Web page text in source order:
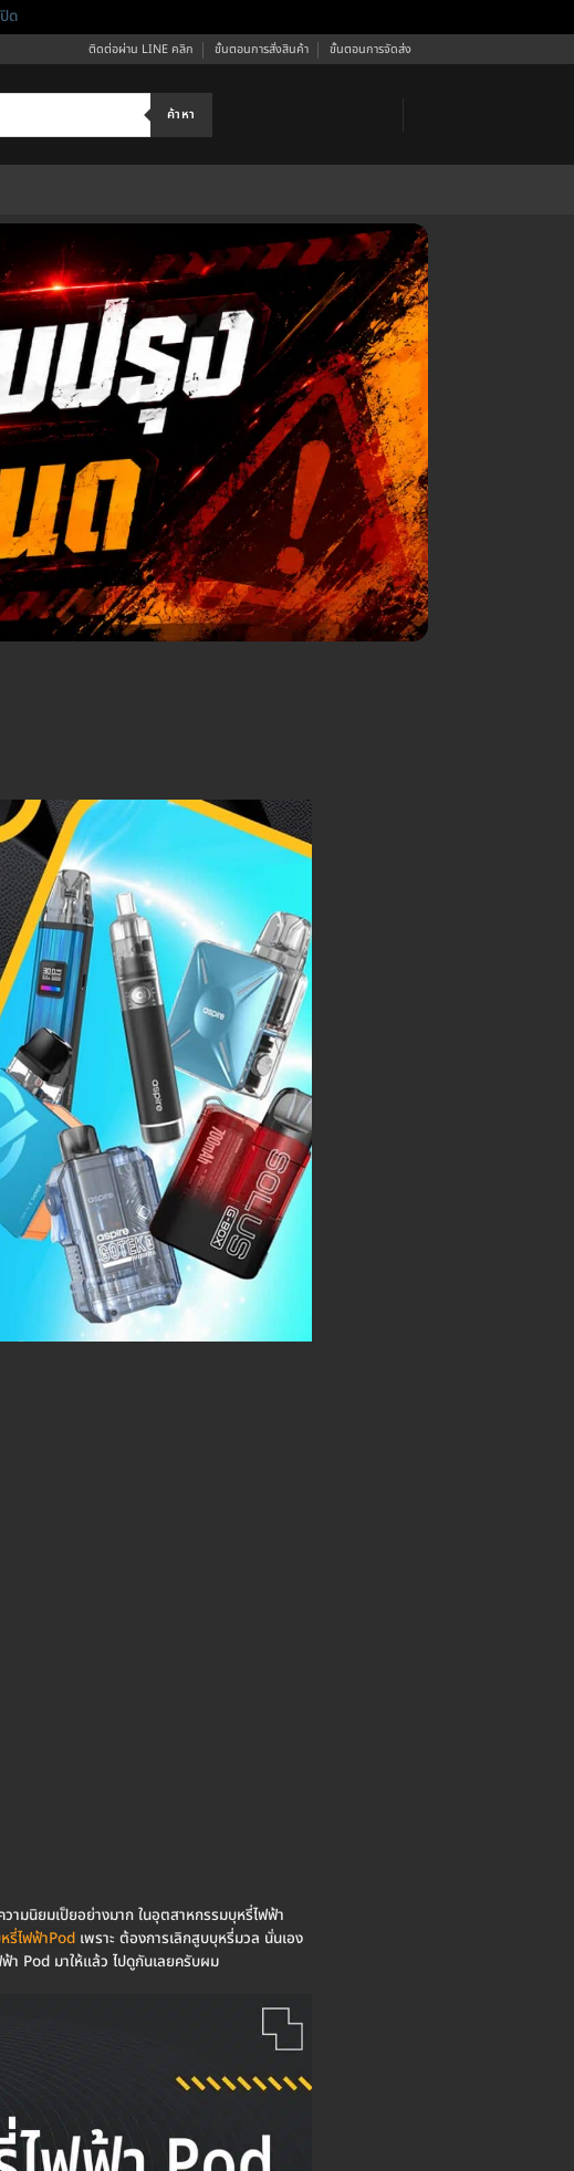
ปิด
ติดต่อผ่าน LINE คลิก ขั้นตอนการสั่งสินค้า ขั้นตอนการจัดส่ง
ค้าหา
ามนิยมเป็ยอย่างมาก ในอุตสาหกรรมบุหรี่ไฟฟ้า
รี่ไฟฟ้าPod เพราะ ต้องการเลิกสูบบุหรี่มวล นั่นเอง
า Pod มาให้แล้ว ไปดูกันเลยครับผม